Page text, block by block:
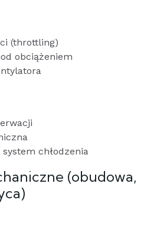
(throttling)
obciążeniem
chłodzenia
(obudowa,